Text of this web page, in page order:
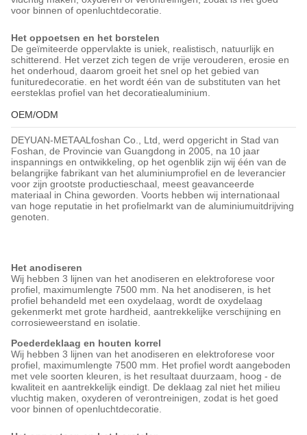
voor binnen of openluchtdecoratie.
Het oppoetsen en het borstelen
De geïmiteerde oppervlakte is uniek, realistisch, natuurlijk en
schitterend. Het verzet zich tegen de vrije verouderen, erosie en
het onderhoud, daarom groeit het snel op het gebied van
funituredecoratie. en het wordt één van de substituten van het
eersteklas profiel van het decoratiealuminium.
OEM/ODM
DEYUAN-METAALfoshan Co., Ltd, werd opgericht in Stad van
Foshan, de Provincie van Guangdong in 2005, na 10 jaar
inspannings en ontwikkeling, op het ogenblik zijn wij één van de
belangrijke fabrikant van het aluminiumprofiel en de leverancier
voor zijn grootste productieschaal, meest geavanceerde
materiaal in China geworden. Voorts hebben wij internationaal
van hoge reputatie in het profielmarkt van de aluminiumuitdrijving
genoten.
Het anodiseren
Wij hebben 3 lijnen van het anodiseren en elektroforese voor
profiel, maximumlengte 7500 mm. Na het anodiseren, is het
profiel behandeld met een oxydelaag, wordt de oxydelaag
gekenmerkt met grote hardheid, aantrekkelijke verschijning en
corrosieweerstand en isolatie.
Poederdeklaag en houten korrel
Wij hebben 3 lijnen van het anodiseren en elektroforese voor
profiel, maximumlengte 7500 mm. Het profiel wordt aangeboden
met vele soorten kleuren, is het resultaat duurzaam, hoog - de
kwaliteit en aantrekkelijk eindigt. De deklaag zal niet het milieu
vluchtig maken, oxyderen of verontreinigen, zodat is het goed
voor binnen of openluchtdecoratie.